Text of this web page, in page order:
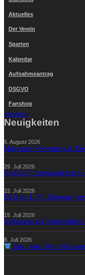
Aktuelles
Der Verein
Sparten
Kalendar
Aufnahmeantrag
DSGVO
Fanshop
Anmelden
Neuigkeiten
5. August 2026
Maximale Performance:
29. Juli 2026
Großer Prüfungsandrang
22. Juli 2026
NEU im 1. FC Brelingen
15. Juli 2026
Einladung zur
8. Juli 2026
Das neue Shirt mit